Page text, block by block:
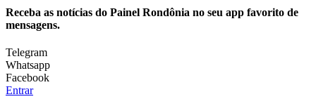
Receba as notícias do Painel Rondônia no seu app favorito de
mensagens.
Telegram
Whatsapp
Facebook
Entrar